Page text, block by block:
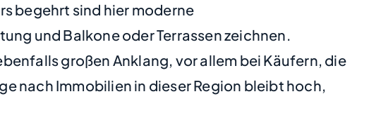
begehrt sind hier moderne
und Balkone oder Terrassen zeichnen.
großen Anklang, vor allem bei Käufern, die
nach Immobilien in dieser Region bleibt hoch,